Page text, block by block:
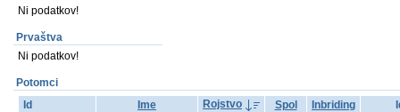
Ni podatkov!
Prvaštva
Ni podatkov!
Potomci
Id
Ime Rojstvo Spol Inbriding